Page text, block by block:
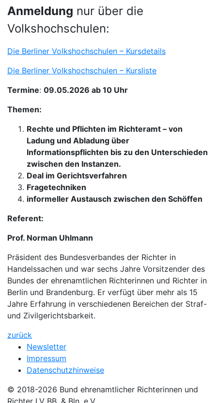
Anmeldung nur über die
Volkshochschulen:
Die Berliner Volkshochschulen – Kursdetails
Die Berliner Volkshochschulen – Kursliste
Termine: 09.05.2026 ab 10 Uhr
Themen:
Rechte und Pflichten im Richteramt – von
Ladung und Abladung über
Informationspflichten bis zu den Unterschieden
zwischen den Instanzen.
Deal im Gerichtsverfahren
Fragetechniken
informeller Austausch zwischen den Schöffen
Referent:
Prof. Norman Uhlmann
Präsident des Bundesverbandes der Richter in
Handelssachen und war sechs Jahre Vorsitzender des
Bundes der ehrenamtlichen Richterinnen und Richter in
Berlin und Brandenburg. Er verfügt über mehr als 15
Jahre Erfahrung in verschiedenen Bereichen der Straf-
und Zivilgerichtsbarkeit.
zurück
Newsletter
Impressum
Datenschutzhinweise
© 2018-2026 Bund ehrenamtlicher Richterinnen und
Richter LV BB. & Bln. e.V.